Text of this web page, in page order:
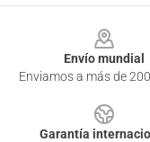
Envío mundial
Enviamos a más de
Garantía